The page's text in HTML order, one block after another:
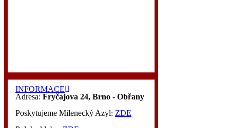
INFORMACE
Adresa: Fryčajova 24, Brno - Obřany
Poskytujeme Milenecký Azyl: ZDE